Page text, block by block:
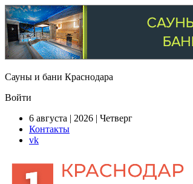
Сауны и бани Краснодара
Войти
6 августа | 2026 | Четверг
Контакты
vk